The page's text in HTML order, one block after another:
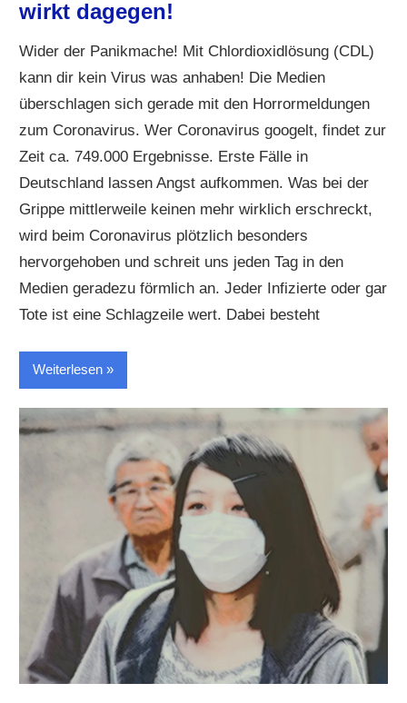
wirkt dagegen!
Wider der Panikmache! Mit Chlordioxidlösung (CDL)
kann dir kein Virus was anhaben! Die Medien
überschlagen sich gerade mit den Horrormeldungen
zum Coronavirus. Wer Coronavirus googelt, findet zur
Zeit ca. 749.000 Ergebnisse. Erste Fälle in
Deutschland lassen Angst aufkommen. Was bei der
Grippe mittlerweile keinen mehr wirklich erschreckt,
wird beim Coronavirus plötzlich besonders
hervorgehoben und schreit uns jeden Tag in den
Medien geradezu förmlich an. Jeder Infizierte oder gar
Tote ist eine Schlagzeile wert. Dabei besteht
Weiterlesen